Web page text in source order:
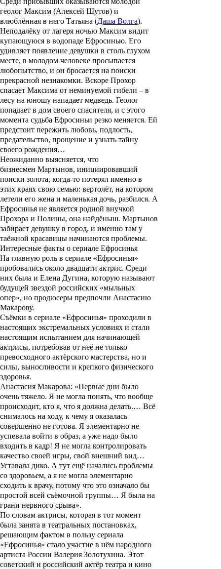
геолог Максим (Алексей Шутов) и
влюблённая в него Татьяна (Даша Волга).
Неподалёку от лагеря ночью Максим видит
купающуюся в водопаде Ефросинью. Его
удивляет появление девушки в столь глухом
месте, в молодом человеке просыпается
любопытство, и он бросается на поиски
прекрасной незнакомки. Вскоре Прохор
спасает Максима от неминуемой гибели – в
лесу на юношу нападает медведь. Геолог
попадает в дом своего спасителя, и с этого
момента судьба Ефросиньи резко меняется. Ей
предстоит пережить любовь, подлость,
предательство, прощение и узнать тайну
своего рождения…
Неожиданно выясняется, что
бизнесмен Мартынов, инициировавший
поиски золота, когда-то потерял именно в
этих краях свою семью: вертолёт, на котором
летели его жена и маленькая дочь, разбился. А
Ефросинья не является родной внучкой
Прохора и Полины, она найдёныш. Мартынов
забирает девушку в город, и именно там у
таёжной красавицы начинаются проблемы.
Интересные факты о сериале Ефросинья
На главную роль в сериале «Ефросинья»
пробовались около двадцати актрис. Среди
них была и Елена Дугина, которую называют
будущей звездой российских «мыльных
опер», но продюсеры предпочли Анастасию
Макарову.
Съёмки в сериале «Ефросинья» проходили в
настоящих экстремальных условиях и стали
настоящим испытанием для начинающей
актрисы, потребовав от неё не только
превосходного актёрского мастерства, но и
силы, выносливости и крепкого физического
здоровья.
Анастасия Макарова: «Первые дни было
очень тяжело. Я не могла понять, что вообще
происходит, кто я, что я должна делать.… Всё
снималось на ходу, к чему я оказалась
совершенно не готова. Я элементарно не
успевала войти в образ, а уже надо было
входить в кадр! Я не могла контролировать
качество своей игры, свой внешний вид…
Уставала дико. А тут ещё начались проблемы
со здоровьем, а я не могла элементарно
сходить к врачу, потому что это означало бы
простой всей съёмочной группы… Я была на
грани нервного срыва».
По словам актрисы, которая в тот момент
была занята в театральных постановках,
решающим фактом в пользу сериала
«Ефросинья» стало участие в нём народного
артиста России Валерия Золотухина. Этот
советский и российский актёр театра и кино